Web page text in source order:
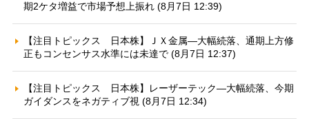
期2ケタ増益で市場予想上振れ (8月7日 12:39)
【注目トピックス 日本株】ＪＸ金属—大幅続落、通期上方修
正もコンセンサス水準には未達で (8月7日 12:37)
【注目トピックス 日本株】レーザーテック—大幅続落、今期
ガイダンスをネガティブ視 (8月7日 12:34)